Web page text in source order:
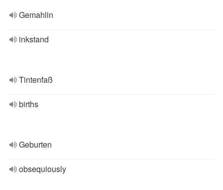
Gemahlin
inkstand
Tintenfaß
births
Geburten
obsequiously